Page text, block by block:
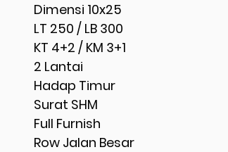
Dimensi 10x25
LT 250 / LB 300
KT 4+2 / KM 3+1
2 Lantai
Hadap Timur
Surat SHM
Full Furnish
Row Jalan Besar